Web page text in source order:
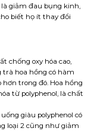
giảm đau bụng kinh,
biết họ ít thay đổi
chống oxy hóa cao,
hoa hồng có hàm
trong đó. Hoa hồng
từ polyphenol, là chất
giàu polyphenol có
loại 2 cũng như giảm